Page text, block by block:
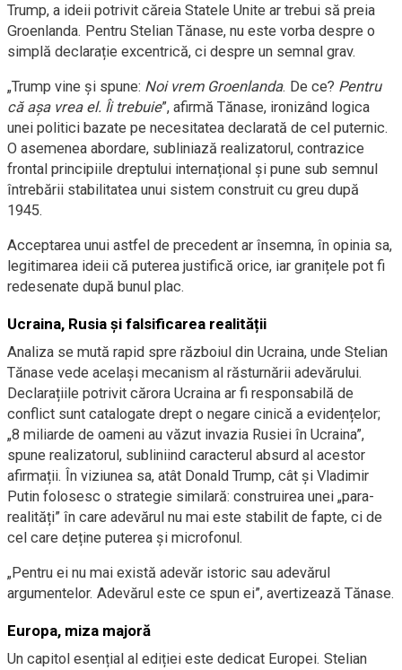
Trump, a ideii potrivit căreia Statele Unite ar trebui să preia
Groenlanda. Pentru Stelian Tănase, nu este vorba despre o
simplă declarație excentrică, ci despre un semnal grav.
„Trump vine și spune: Noi vrem Groenlanda. De ce? Pentru
că așa vrea el. Îi trebuie”, afirmă Tănase, ironizând logica
unei politici bazate pe necesitatea declarată de cel puternic.
O asemenea abordare, subliniază realizatorul, contrazice
frontal principiile dreptului internațional și pune sub semnul
întrebării stabilitatea unui sistem construit cu greu după
1945.
Acceptarea unui astfel de precedent ar însemna, în opinia sa,
legitimarea ideii că puterea justifică orice, iar granițele pot fi
redesenate după bunul plac.
Ucraina, Rusia și falsificarea realității
Analiza se mută rapid spre războiul din Ucraina, unde Stelian
Tănase vede același mecanism al răsturnării adevărului.
Declarațiile potrivit cărora Ucraina ar fi responsabilă de
conflict sunt catalogate drept o negare cinică a evidențelor;
„8 miliarde de oameni au văzut invazia Rusiei în Ucraina”,
spune realizatorul, subliniind caracterul absurd al acestor
afirmații. În viziunea sa, atât Donald Trump, cât și Vladimir
Putin folosesc o strategie similară: construirea unei „para-
realități” în care adevărul nu mai este stabilit de fapte, ci de
cel care deține puterea și microfonul.
„Pentru ei nu mai există adevăr istoric sau adevărul
argumentelor. Adevărul este ce spun ei”, avertizează Tănase.
Europa, miza majoră
Un capitol esențial al ediției este dedicat Europei. Stelian